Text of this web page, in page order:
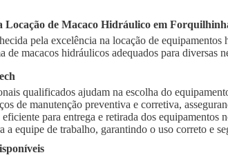
de Macaco Hidráulico em
pela excelência na locação de
de macacos hidráulicos adequados para diversas
qualificados ajudam na escolha do
de manutenção preventiva e corretiva,
para entrega e retirada dos equipamentos
a equipe de trabalho, garantindo o uso correto e